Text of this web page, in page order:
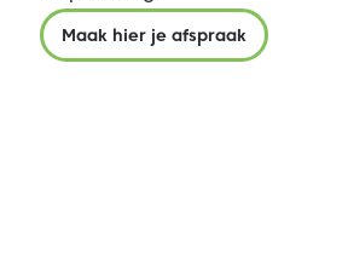
Maak hier je afspraak